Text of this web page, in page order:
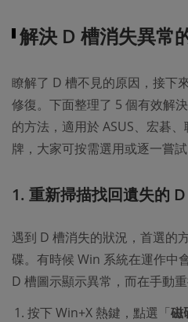
解決 D 槽消失異常
瞭解了 D 槽不見的原因，接下
修復。下面整理了 5 個有效解
的方法，適用於 ASUS、宏碁
牌，大家可按需選用或逐一嘗試
1. 重新掃描找回遺失的
遇到 D 槽消失的狀況，首選的
碟。有時候 Win 系統在運作中
D 槽圖示顯示異常，而在手動重
按下 Win+X 熱鍵，點選「磁